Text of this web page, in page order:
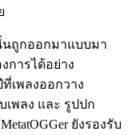
นถูกออกมาแบบมา
การได้อย่าง
ที่เพลงออกวาง
เพลง และ รูปปก
ยังรองรับ